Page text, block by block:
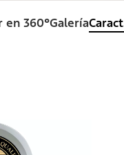
en 360°Galería